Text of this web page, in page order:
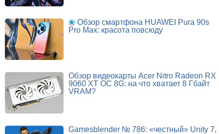
Обзор смартфона HUAWEI Pura 90s
Pro Max: красота повсюду
Обзор видеокарты Acer Nitro Radeon RX
9060 XT OC 8G: на что хватает 8 Гбайт
VRAM?
Gamesblender № 786: «честный» Unity 7,